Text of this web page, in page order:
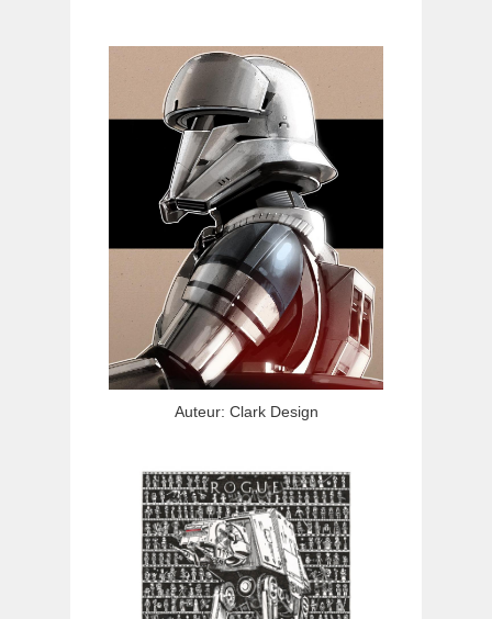
Auteur: Clark Design